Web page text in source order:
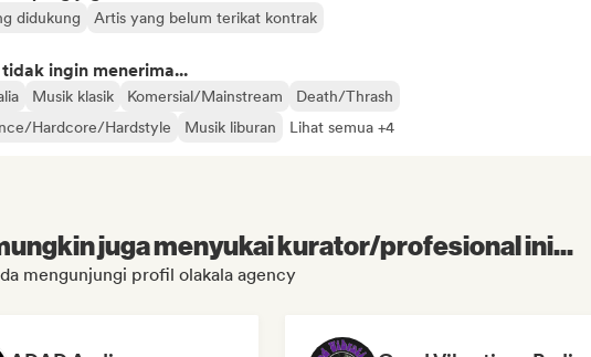
didukung Artis yang belum terikat kontrak
ingin menerima...
Musik klasik Komersial/Mainstream
Death/Thrash
Hardcore/Hardstyle
Musik liburan Lihat semua +4
juga menyukai kurator/profesional ini...
mengunjungi profil olakala agency